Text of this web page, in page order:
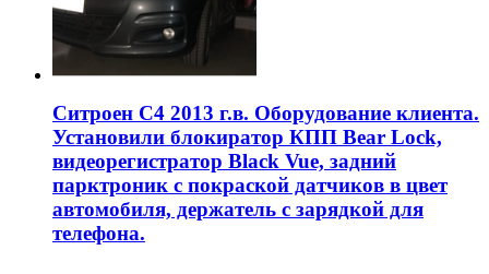
Ситроен С4 2013 г.в. Оборудование клиента.
Установили блокиратор КПП Bear Lock,
видеорегистратор Black Vue, задний
парктроник с покраской датчиков в цвет
автомобиля, держатель с зарядкой для
телефона.